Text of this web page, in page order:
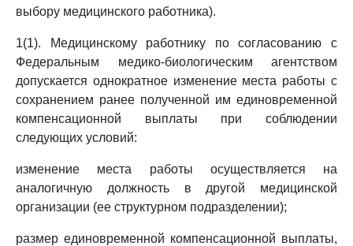
выбору медицинского работника).
1(1). Медицинскому работнику по согласованию с
Федеральным медико-биологическим агентством
допускается однократное изменение места работы с
сохранением ранее полученной им единовременной
компенсационной выплаты при соблюдении
следующих условий:
изменение места работы осуществляется на
аналогичную должность в другой медицинской
организации (ее структурном подразделении);
размер единовременной компенсационной выплаты,